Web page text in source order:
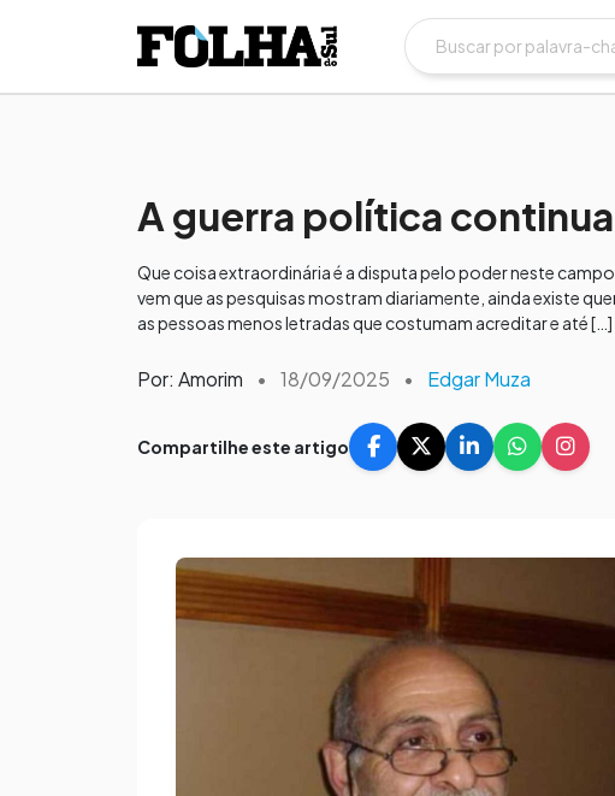
A guerra política
Que coisa extraordinária é a disputa pelo poder neste
vem que as pesquisas mostram diariamente, ainda existe
as pessoas menos letradas que costumam acreditar e até […]
Por: Amorim • 18/09/2025 • Edgar Muza
Compartilhe este artigo